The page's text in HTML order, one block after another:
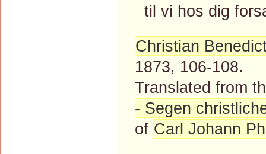
til vi hos dig
Christian
1873, 106-108.
Translated from
- Segen
of Carl Johann